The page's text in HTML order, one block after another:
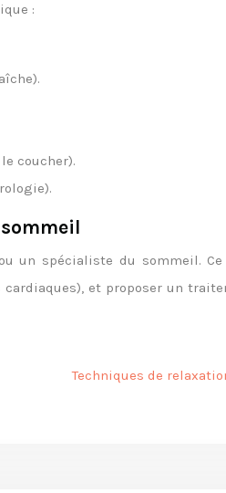
:
coucher).
spécialiste du sommeil.
et proposer un
Techniques de